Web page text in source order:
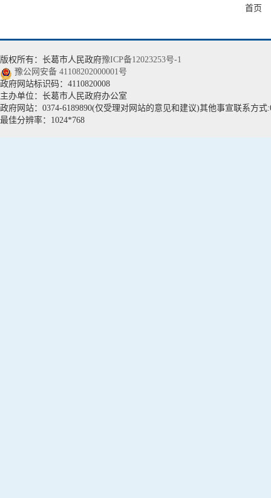
首页
版权所有：长葛市人民政府豫ICP备12023253号-1
豫公网安备 41108202000001号
政府网站标识码：4110820008
主办单位：长葛市人民政府办公室
政府网站：0374-6189890(仅受理对网站的意见和建议)其他事宣联系方式
最佳分辨率：1024*768